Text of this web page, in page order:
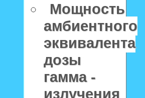
Мощность
амбиентного
эквивалента
дозы
гамма -
излучения